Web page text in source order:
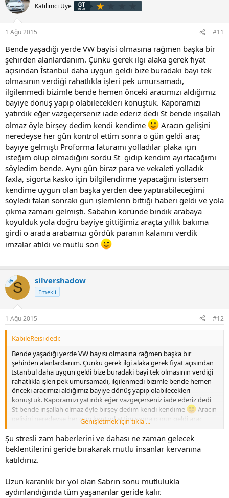
Katılımcı Üye
1 Ağu 2015 #11
Bende yaşadığı yerde VW bayisi olmasına rağmen başka bir
şehirden alanlardanım. Çünkü gerek ilgi alaka gerek fiyat
açısından İstanbul daha uygun geldi bize buradaki bayi tek
olmasının verdiği rahatlıkla işleri pek umursamadı,
ilgilenmedi bizimle bende hemen önceki aracımızı aldığımız
bayiye dönüş yapıp olabilecekleri konuştuk. Kaporamızı
yatırdık eğer vazgeçerseniz iade ederiz dedi St bende inşallah
olmaz öyle birşey dedim kendi kendime
Aracın gelişini
neredeyse her gün kontrol ettim sonra o gün geldi araç
bayiye gelmişti Proforma faturamı yolladılar plaka için
isteğim olup olmadığını sordu St gidip kendim ayırtacağımı
söyledim bende. Aynı gün biraz para ve vekaleti yolladık
faxla, sigorta kasko için bilgilendirme yapacağını istersem
kendime uygun olan başka yerden dee yaptırabileceğimi
söyledi falan sonraki gün işlemlerin bittiği haberi geldi ve yola
çıkma zamanı gelmişti. Sabahın köründe bindik arabaya
koyulduk yola doğru bayiye gittiğimiz araçta yıllık bakıma
girdi o arada arabamızı gördük paranın kalanını verdik
imzalar atıldı ve mutlu son
KSS silvershadow
Emekli
1 Ağu 2015 #12
KabileReisi dedi:
Bende yaşadığı yerde VW bayisi olmasına rağmen başka bir
şehirden alanlardanım. Çünkü gerek ilgi alaka gerek fiyat açısından
İstanbul daha uygun geldi bize buradaki bayi tek olmasının verdiği
rahatlıkla işleri pek umursamadı, ilgilenmedi bizimle bende hemen
önceki aracımızı aldığımız bayiye dönüş yapıp olabilecekleri
konuştuk. Kaporamızı yatırdık eğer vazgeçerseniz iade ederiz dedi
St bende inşallah olmaz öyle birşey dedim kendi kendime
Aracın
gelişini neredeyse her gün kontrol ettim sonra o gün geldi araç
bayiye gelmişti Proforma faturamı yolladılar plaka için isteğim olup
olmadığını sordu St gidip kendim ayırtacağımı söyledim bende.
Aynı gün biraz para ve vekaleti yolladık faxla, sigorta kasko için
bilgilendirme yapacağını istersem kendime uygun olan başka
yerden dee yaptırabileceğimi söyledi falan sonraki gün işlemlerin
bindik arabaya koyulduk yola doğru bayiye gittiğimiz araçta yıllık
bakıma girdi o arada arabamızı gördük paranın kalanını verdik
Genişletmek için tıkla ...
Şu stresli zam haberlerini ve dahası ne zaman gelecek
beklentilerini geride bırakarak mutlu insanlar kervanına
katıldınız.
Uzun karanlık bir yol olan Sabrın sonu mutlulukla
aydınlandığında tüm yaşananlar geride kalır.